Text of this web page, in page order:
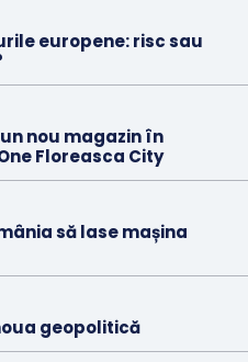
europene: risc sau
nou magazin în
Floreasca City
să lase mașina
geopolitică